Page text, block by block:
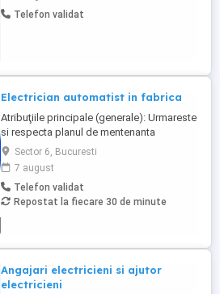
domeniu; Autorizație ANRE - constituie un
avantaj; Responsabilitate, seriozitate,
Telefon validat
Electrician automatist in fabrica
Atribuţiile principale (generale): Urmareste
si respecta planul de mentenanta
preventiv in ceea ce priveste functionarea
in parametri tehnici optimi a instalatiilor
electrice a utilajelor si echipamentelor
electrice de la nivelul intregii societati.
Asigura functionarea sistemelor de
Sector 6, Bucuresti
7 august
Telefon validat
Repostat la fiecare 30 de minute
Angajari electricieni si ajutor
electricieni